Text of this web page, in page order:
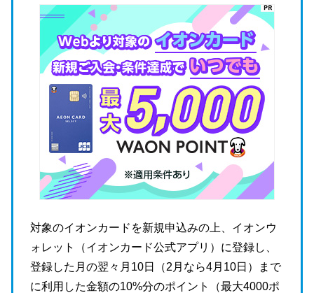
対象のイオンカードを新規申込みの上、イオンウ
ォレット（イオンカード公式アプリ）に登録し、
登録した月の翌々月10日（2月なら4月10日）まで
に利用した金額の10%分のポイント（最大4000ポ